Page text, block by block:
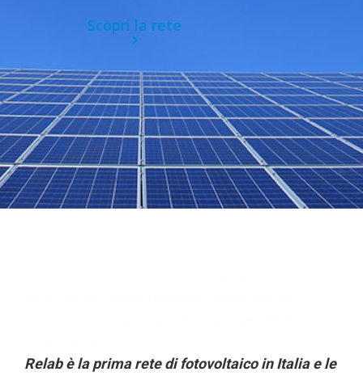
Scopri la rete
Relab è la prima rete di fotovoltaico in Italia e le